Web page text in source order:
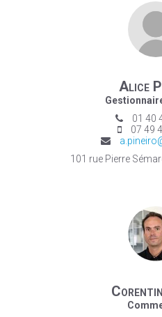
Alice
01 40
07 49
101 rue Pierre